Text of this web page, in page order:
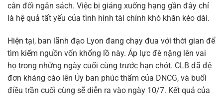
cân đối ngân sách. Việc bị giáng xuống hạng gần đây chỉ
là hệ quả tất yếu của tình hình tài chính khó khăn kéo dài.
Hiện tại, ban lãnh đạo Lyon đang chạy đua với thời gian để
tìm kiếm nguồn vốn khổng lồ này. Áp lực đè nặng lên vai
họ trong những ngày cuối cùng trước hạn chót. CLB đã đệ
đơn kháng cáo lên Ủy ban phúc thẩm của DNCG, và buổi
điều trần cuối cùng sẽ diễn ra vào ngày 10/7. Kết quả của